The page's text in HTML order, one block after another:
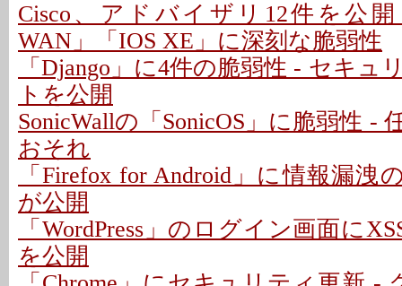
Cisco、アドバイザリ12件を公開
WAN」「IOS XE」に深刻な脆弱性
「Django」に4件の脆弱性 - セキュ
トを公開
SonicWallの「SonicOS」に脆弱性 -
おそれ
「Firefox for Android」に情報漏洩
が公開
「WordPress」のログイン画面に
を公開